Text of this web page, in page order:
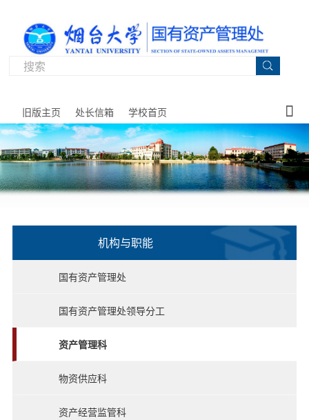
旧版主页 处长信箱 学校首页 
工作 与职
能
规章
制度
资产 资产 房产 服务
机构与职能
国有资产管理处
国有资产管理处领导分工
资产管理科
物资供应科
资产经营监管科